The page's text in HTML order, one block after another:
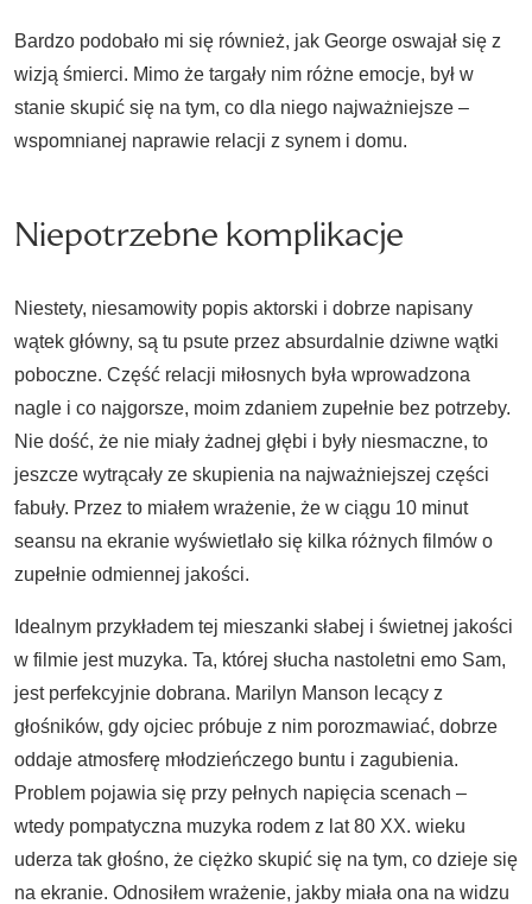
Bardzo podobało mi się również, jak George oswajał się z
wizją śmierci. Mimo że targały nim różne emocje, był w
stanie skupić się na tym, co dla niego najważniejsze –
wspomnianej naprawie relacji z synem i domu.
Niepotrzebne komplikacje
Niestety, niesamowity popis aktorski i dobrze napisany
wątek główny, są tu psute przez absurdalnie dziwne wątki
poboczne. Część relacji miłosnych była wprowadzona
nagle i co najgorsze, moim zdaniem zupełnie bez potrzeby.
Nie dość, że nie miały żadnej głębi i były niesmaczne, to
jeszcze wytrącały ze skupienia na najważniejszej części
fabuły. Przez to miałem wrażenie, że w ciągu 10 minut
seansu na ekranie wyświetlało się kilka różnych filmów o
zupełnie odmiennej jakości.
Idealnym przykładem tej mieszanki słabej i świetnej jakości
w filmie jest muzyka. Ta, której słucha nastoletni emo Sam,
jest perfekcyjnie dobrana. Marilyn Manson lecący z
głośników, gdy ojciec próbuje z nim porozmawiać, dobrze
oddaje atmosferę młodzieńczego buntu i zagubienia.
Problem pojawia się przy pełnych napięcia scenach –
wtedy pompatyczna muzyka rodem z lat 80 XX. wieku
uderza tak głośno, że ciężko skupić się na tym, co dzieje się
na ekranie. Odnosiłem wrażenie, jakby miała ona na widzu